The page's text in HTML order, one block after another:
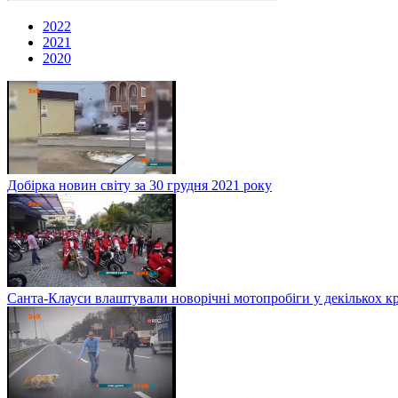
2022
2021
2020
Добірка новин світу за 30 грудня 2021 року
Санта-Клауси влаштували новорічні мотопробіги у декількох